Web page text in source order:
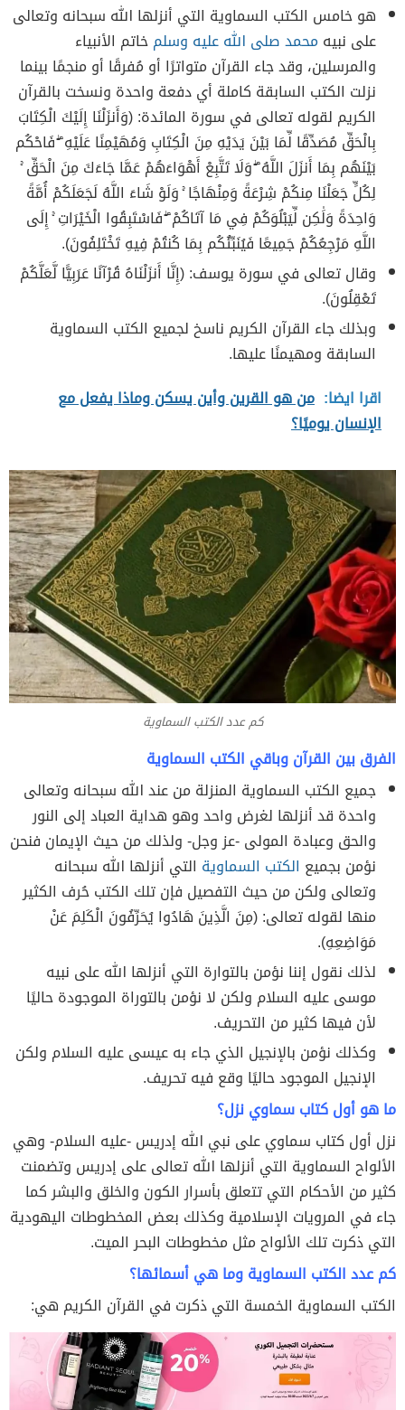
هو خامس الكتب السماوية التي أنزلها الله سبحانه وتعالى
على نبيهمحمد صلى الله عليه وسلمخاتم الأنبياء
والمرسلين، وقد جاء القرآن متواترًا أو مُفرقًا أو منجمًا بينما
نزلت الكتب السابقة كاملة أي دفعة واحدة ونسخت بالقرآن
الكريم لقوله تعالى في سورة المائدة: (وَأَنزَلْنَا إِلَيْكَ الْكِتَابَ
بِالْحَقِّ مُصَدِّقًا لِّمَا بَيْنَ يَدَيْهِ مِنَ الْكِتَابِ وَمُهَيْمِنًا عَلَيْهِ ۖ فَاحْكُم
بَيْنَهُم بِمَا أَنزَلَ اللَّهُ ۖ وَلَا تَتَّبِعْ أَهْوَاءَهُمْ عَمَّا جَاءَكَ مِنَ الْحَقِّ ۚ
لِكُلٍّ جَعَلْنَا مِنكُمْ شِرْعَةً وَمِنْهَاجًا ۚ وَلَوْ شَاءَ اللَّهُ لَجَعَلَكُمْ أُمَّةً
وَاحِدَةً وَلَٰكِن لِّيَبْلُوَكُمْ فِي مَا آتَاكُمْ ۖ فَاسْتَبِقُوا الْخَيْرَاتِ ۚ إِلَى
اللَّهِ مَرْجِعُكُمْ جَمِيعًا فَيُنَبِّئُكُم بِمَا كُنتُمْ فِيهِ تَخْتَلِفُونَ).
وقال تعالى في سورة يوسف: (إِنَّا أَنزَلْنَاهُ قُرْآنًا عَرَبِيًّا لَّعَلَّكُمْ
تَعْقِلُونَ).
وبذلك جاء القرآن الكريم ناسخ لجميع الكتب السماوية
السابقة ومهيمنًا عليها.
اقرا ايضا: من هو القرين وأين يسكن وماذا يفعل مع
الإنسان يوميًا؟
كم عدد الكتب السماوية
الفرق بين القرآن وباقي الكتب السماوية
جميع الكتب السماوية المنزلة من عند الله سبحانه وتعالى
واحدة قد أنزلها لغرض واحد وهو هداية العباد إلى النور
والحق وعبادة المولى -عز وجل- ولذلك من حيث الإيمان فنحن
نؤمن بجميع الكتب السماوية التي أنزلها الله سبحانه
وتعالى ولكن من حيث التفصيل فإن تلك الكتب حُرف الكثير
منها لقوله تعالى: (مِنَ الَّذِينَ هَادُوا يُحَرِّفُونَ الْكَلِمَ عَنْ
مَوَاضِعِهِ).
لذلك نقول إننا نؤمن بالتوارة التي أنزلها الله على نبيه
موسى عليه السلام ولكن لا نؤمن بالتوراة الموجودة حاليًا
لأن فيها كثير من التحريف.
وكذلك نؤمن بالإنجيل الذي جاء به عيسى عليه السلام ولكن
الإنجيل الموجود حاليًا وقع فيه تحريف.
ما هو أول كتاب سماوي نزل؟
نزل أول كتاب سماوي على نبي الله إدريس -عليه السلام- وهي
الألواح السماوية التي أنزلها الله تعالى على إدريس وتضمنت
كثير من الأحكام التي تتعلق بأسرار الكون والخلق والبشر كما
جاء في المرويات الإسلامية وكذلك بعض المخطوطات اليهودية
التي ذكرت تلك الألواح مثل مخطوطات البحر الميت.
كم عدد الكتب السماوية وما هي أسمائها؟
الكتب السماوية الخمسة التي ذكرت في القرآن الكريم هي: